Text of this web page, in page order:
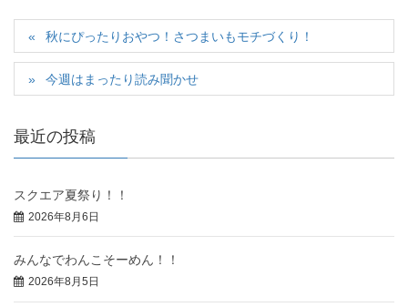
秋にぴったりおやつ！さつまいもモチづくり！
今週はまったり読み聞かせ
最近の投稿
スクエア夏祭り！！
2026年8月6日
みんなでわんこそーめん！！
2026年8月5日